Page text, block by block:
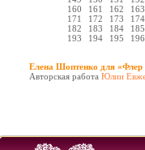
160
161 162
163
171
172 173
174
182
183 184
185
193
194 195 196
Елена Шоптенко для
Авторская работа Юлии